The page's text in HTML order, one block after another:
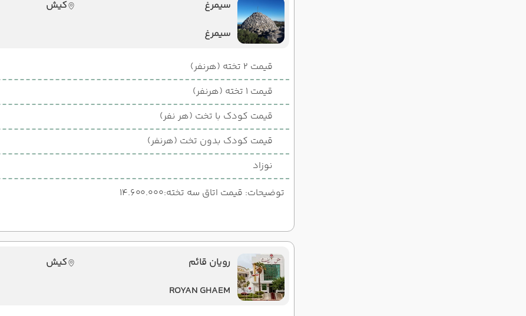
سیمرغ
کیش
سیمرغ
قیمت 2 تخته (هرنفر)
قیمت 1 تخته (هرنفر)
قیمت کودک با تخت (هر نفر)
قیمت کودک بدون تخت (هرنفر)
نوزاد
توضیحات: قیمت اتاق سه تخته:14.600.000
رویان قائم
کیش
ROYAN GHAEM